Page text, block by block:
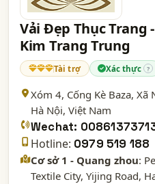
Vải Đẹp Thục Trang
Kim Trang Trung
Tài trợ Xác thực ?
Xóm 4, Cống Kè Baza,
Hà Nội, Việt Nam
Wechat:
Hotline: 0979 519 188
Cơ sở 1 - Quang zhou:
Textile City, Yijing Road,